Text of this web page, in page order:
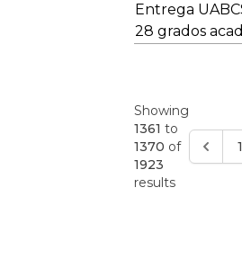
Entrega
28 grados
Showing
1361 to
1370 of
1923
results
1